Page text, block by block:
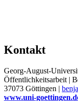
Kontakt
Georg-August-
Öffentlichkeitsarbeit |
37073 Göttingen |
www.uni-